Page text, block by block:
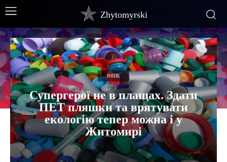
Zhytomyrski
ІНШЕ
Супергерої не в плащах. Здати
ПЕТ пляшки та врятувати
екологію тепер можна і у
Житомирі